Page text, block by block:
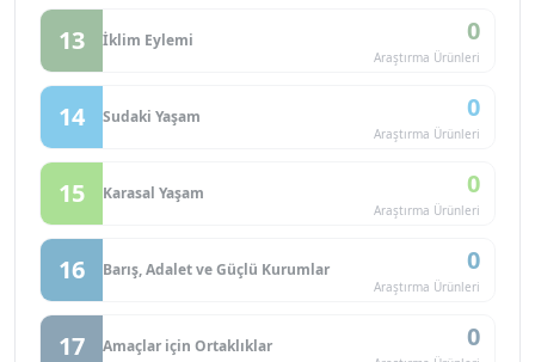
13 İklim Eylemi 0
Araştırma Ürünleri
14 Sudaki Yaşam 0
Araştırma Ürünleri
15 Karasal Yaşam 0
Araştırma Ürünleri
16 Barış, Adalet ve Güçlü Kurumlar 0
Araştırma Ürünleri
17 Amaçlar için Ortaklıklar 0